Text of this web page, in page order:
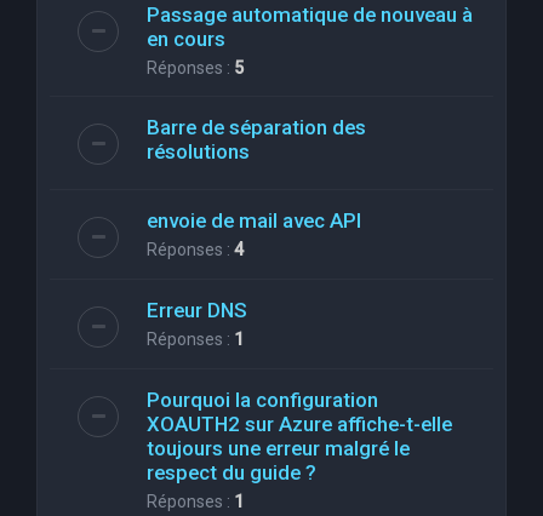
Passage automatique de nouveau à
en cours
Réponses : 5
Barre de séparation des
résolutions
envoie de mail avec API
Réponses : 4
Erreur DNS
Réponses : 1
Pourquoi la configuration
XOAUTH2 sur Azure affiche-t-elle
toujours une erreur malgré le
respect du guide ?
Réponses : 1